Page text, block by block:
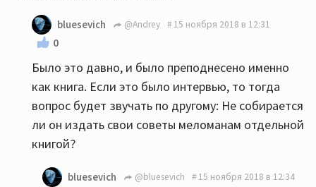
bluesevich @Andrey 15 ноября 2018 в 12:31
0
Было это давно, и было преподнесено именно
как книга. Если это было интервью, то тогда
вопрос будет звучать по другому: Не собирается
ли он издать свои советы меломанам отдельной
книгой?
bluesevich @bluesevich 15 ноября 2018 в 12:34